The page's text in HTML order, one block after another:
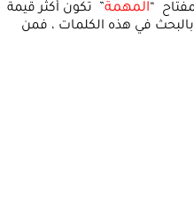
“المهمة” تكون أكثر قيمة
بالبحث في هذه الكلمات ، فمن